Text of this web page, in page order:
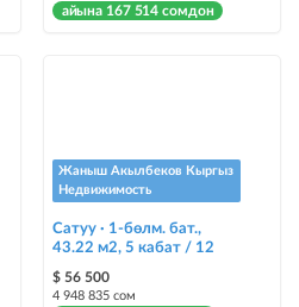
айына 167 514 сомдон
Жаныш Акылбеков Кыргыз
Недвижимость
Сатуу · 1-бөлм. бат.,
43.22 м2, 5 кабат / 12
$ 56 500
4 948 835 сом